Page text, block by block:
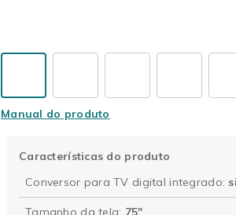
Manual do produto
Características do produto
Conversor para TV digital integrado
Conversor para TV digital integrado:
Tamanho da tela do produto 75"
Tamanho da tela: 75"